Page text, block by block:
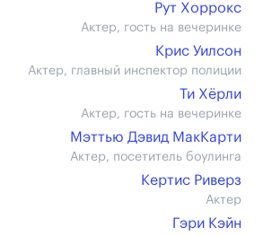
Рут Хоррокс
Актер, гость на вечеринке
Крис Уилсон
Актер, главный инспектор полиции
Ти Хёрли
Актер, гость на вечеринке
Мэттью Дэвид МакКарти
Актер, посетитель боулинга
Кертис Риверз
Актер
Гэри Кэйн